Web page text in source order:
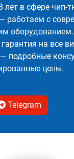
лет в сфере чип-
работаем с
оборудованием.
на все
подробные
цены.
Telegram